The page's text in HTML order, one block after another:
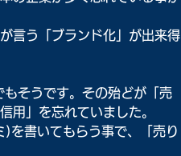
言う「ブランド化」が出来得
そうです。その殆どが「売
用」を忘れていました。
を書いてもらう事で、「売り